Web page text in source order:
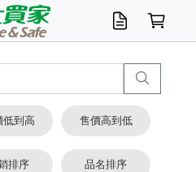
米/糙米
五穀/南北貨
食用油
醬油.油膏.蠔油
包麵
碗麵/義大利麵
魚罐
醬菜/玉米罐
初一十五拜拜懶
零嘴
餅乾
糕餅/點心
糖果/蜜餞/果凍
巧克力
茶飲料
果汁咖啡
雞精/飲品
機能保健
奶粉
麥片/玉米片
綠茶
紅茶
即溶咖啡
咖啡豆/粉/濾掛
沐浴乳
香皂/洗手乳
洗髮/護髮
造型髮品
牙 刷
牙膏/漱口水
潔顏產品
卸妝/粉刺調理
臉部保養
面/眼膜
鍋具/餐具
保鮮/微波
掃除/清潔用具
洗衣/曬衣用具
寢具/家具
收納用品
寵物食品
寵物清潔/百貨
抽取衛生紙/濕巾
廚房紙巾/平版/
洗衣精
洗衣粉/皂
廚房/餐具清潔
浴廁/水管清潔
衛生棉
箱購免運區
嬰兒尿布
料理鍋具
烤箱/微波/電磁爐
除濕/清淨機
風扇/防蚊家電
除塵家電
美容家電
電腦周邊
數位週邊
文具用品
辦公文具/收納
機車/腳踏車百貨
汽車百貨
戶外/休閒用品
健身/按摩/瑜珈
服飾內著
配件
生鮮食品
調理食品
食品免運
清潔用品免運
季節活動
店長推薦
低到高 售價高到低
排序 品名排序